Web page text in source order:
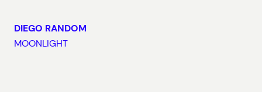
DIEGO RANDOM
MOONLIGHT